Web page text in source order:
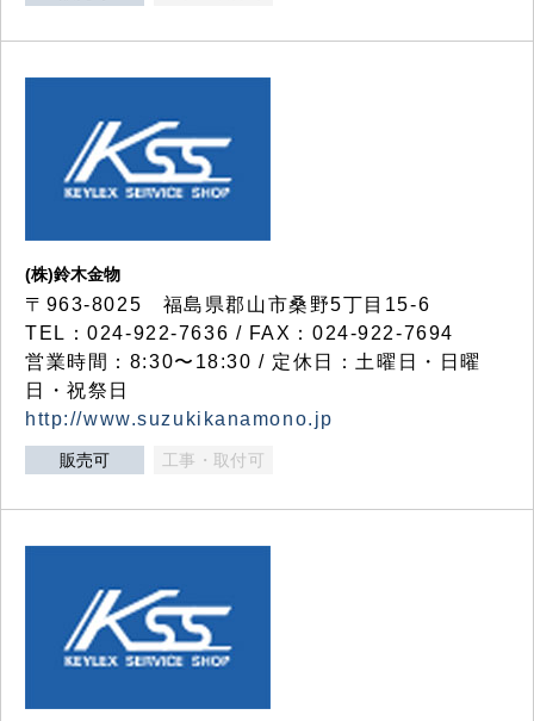
(株)鈴木金物
〒963-8025 福島県郡山市桑野5丁目15-6
TEL：024-922-7636 / FAX：024-922-7694
営業時間：8:30〜18:30 / 定休日：土曜日・日曜
日・祝祭日
http://www.suzukikanamono.jp
販売可 工事・取付可